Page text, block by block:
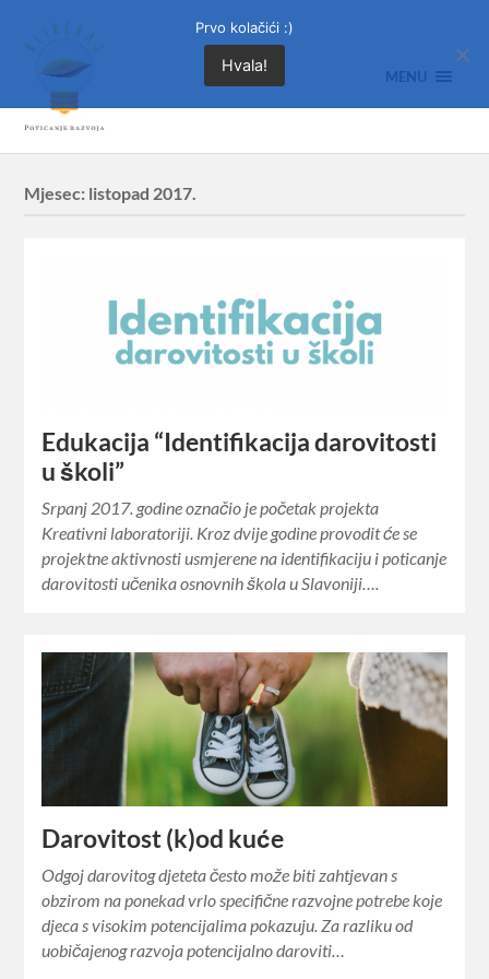
MENU
Mjesec: listopad 2017.
Edukacija “Identifikacija darovitosti
u školi”
Srpanj 2017. godine označio je početak projekta
Kreativni laboratoriji. Kroz dvije godine provodit će se
projektne aktivnosti usmjerene na identifikaciju i poticanje
darovitosti učenika osnovnih škola u Slavoniji….
Darovitost (k)od kuće
Odgoj darovitog djeteta često može biti zahtjevan s
obzirom na ponekad vrlo specifične razvojne potrebe koje
djeca s visokim potencijalima pokazuju. Za razliku od
uobičajenog razvoja potencijalno daroviti…
Prvo kolačići :)
Hvala!